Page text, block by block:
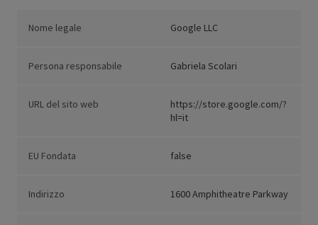
Nome legale Google LLC
Persona responsabile Gabriela Scolari
URL del sito web
https://store.google.com/?
hl=it
EU Fondata false
Indirizzo 1600 Amphitheatre Parkway